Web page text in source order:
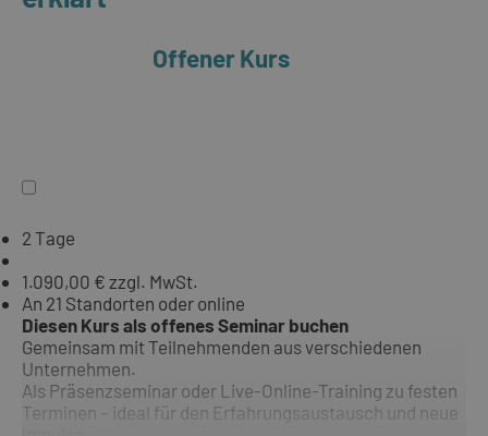
Offener Kurs
2 Tage
1.090,00 € zzgl. MwSt.
An 21 Standorten oder online
Diesen Kurs als offenes Seminar buchen
Gemeinsam mit Teilnehmenden aus verschiedenen
Unternehmen.
Als Präsenzseminar oder Live-Online-Training zu festen
Terminen – ideal für den Erfahrungsaustausch und neue